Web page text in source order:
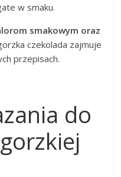
w smaku.
smakowym oraz
czekolada zajmuje
przepisach.
do